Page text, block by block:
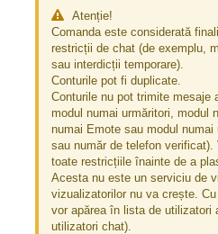
Atenție!
Comanda este considerată
restricții de chat (de exemplu,
sau interdicții temporare).
Conturile pot fi duplicate.
Conturile nu pot trimite mesaje
modul numai urmăritori, modul
numai Emote sau modul numai
sau număr de telefon
toate restricțiile înainte de a
Acesta nu este un serviciu de
vizualizatorilor nu va crește.
vor apărea în lista de utilizatori
utilizatori chat).